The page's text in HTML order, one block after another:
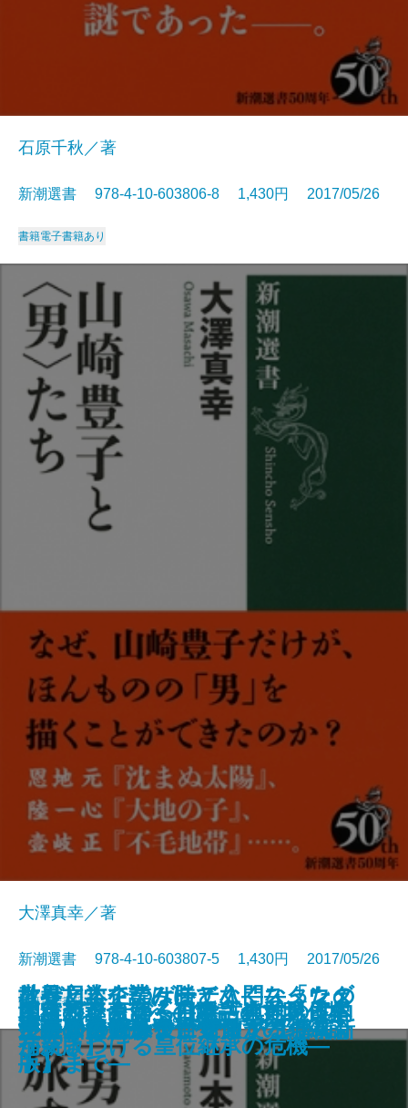
地名の謎を解く―隠された「日本
の古層」―
エッダとサガ―北欧古典への案内
―
ノミのジャンプと銀河系
ちゃぶ台返しの歌舞伎入門
経済成長主義への訣別
「維新革命」への道―「文明」を
求めた十九世紀日本―
世界史を創ったビジネスモデル
漱石と日本の近代(上)
漱石と日本の近代(下)
石原千秋／著
新潮選書 978-4-10-603806-8 1,430円 2017/05/26
書籍電子書籍あり
山崎豊子と〈男〉たち
大澤真幸／著
新潮選書 978-4-10-603807-5 1,430円 2017/05/26
書籍電子書籍あり
「男はつらいよ」を旅する
逆説の法則
キリスト教は役に立つか
文学のレッスン
なぜ日本企業は勝てなくなったの
か―個を活かす「分化」の組織論
―
世界文学を読みほどく―スタンダ
ールからピンチョンまで【増補新
版】―
皇室がなくなる日―「生前退位」
が突きつける皇位継承の危機―
閉された言語・日本語の世界【増
補新版】
生命の内と外
教養としてのゲーテ入門―「ウェ
ルテルの悩み」から「ファウス
ト」まで―